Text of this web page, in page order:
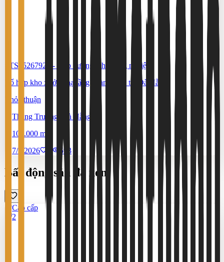
#TS65267922 -
Kho xưởng, khu công nghiệp
Tổ hợp kho xưởng hạ tầng hoàn chỉnh tại Đà Nẵng
Thỏa thuận
Thăng Trường, Đà Nẵng
100.000 m²
7/7/2026
593
Bất động sản đã xem
Cao cấp
2